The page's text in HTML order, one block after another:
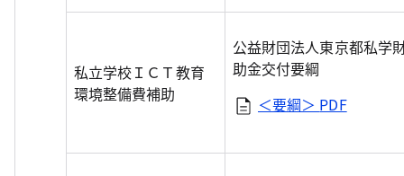
私立学校ＩＣＴ教育
環境整備費補助
公益財団法人東京都私学
助金交付要綱
＜要綱＞ PDF